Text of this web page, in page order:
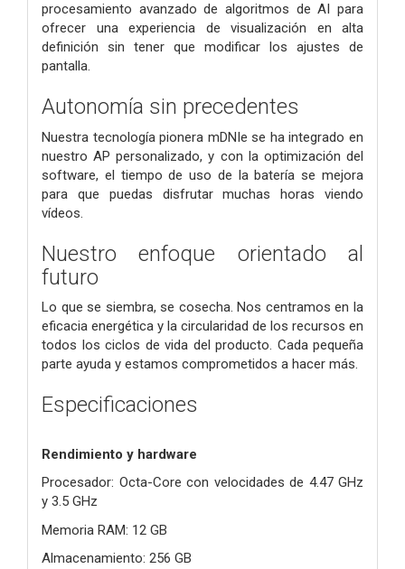
procesamiento avanzado de algoritmos de AI para
ofrecer una experiencia de visualización en alta
definición sin tener que modificar los ajustes de
pantalla.
Autonomía sin precedentes
Nuestra tecnología pionera mDNIe se ha integrado en
nuestro AP personalizado, y con la optimización del
software, el tiempo de uso de la batería se mejora
para que puedas disfrutar muchas horas viendo
vídeos.
Nuestro enfoque orientado al
futuro
Lo que se siembra, se cosecha. Nos centramos en la
eficacia energética y la circularidad de los recursos en
todos los ciclos de vida del producto. Cada pequeña
parte ayuda y estamos comprometidos a hacer más.
Especificaciones
Rendimiento y hardware
Procesador: Octa-Core con velocidades de 4.47 GHz
y 3.5 GHz
Memoria RAM: 12 GB
Almacenamiento: 256 GB